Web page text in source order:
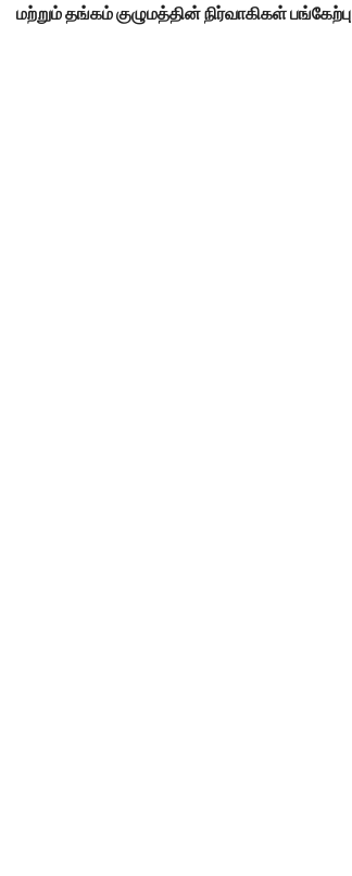
மற்றும் தங்கம் குழுமத்தின் நிர்வாகிகள் பங்கேற்பு